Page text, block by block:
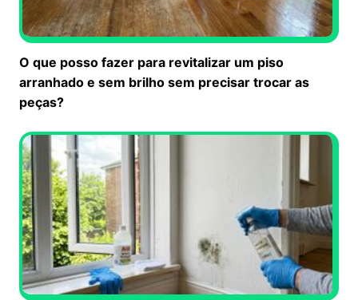
O que posso fazer para revitalizar um piso
arranhado e sem brilho sem precisar trocar as
peças?